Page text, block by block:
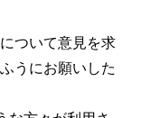
ついて意見を求
うにお願いした